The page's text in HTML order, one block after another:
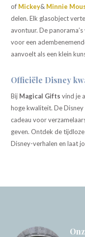
of Mickey& Minnie
delen. Elk glasobject
avontuur. De panorama’s
voor een
aanvoelt als een klein
Officiële Disney
Bij Magical Gifts vind je
hoge kwaliteit. De Disney
cadeau voor
geven. Ontdek de
Disney-verhalen en laat